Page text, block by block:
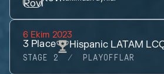
6 Ekim 2023
3 Place Hispanic LATAM
STAGE 2 PLAYOFFLAR